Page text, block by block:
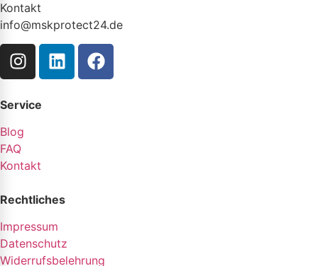
Kontakt
info@mskprotect24.de
Service
Blog
FAQ
Kontakt
Rechtliches
Impressum
Datenschutz
Widerrufsbelehrung